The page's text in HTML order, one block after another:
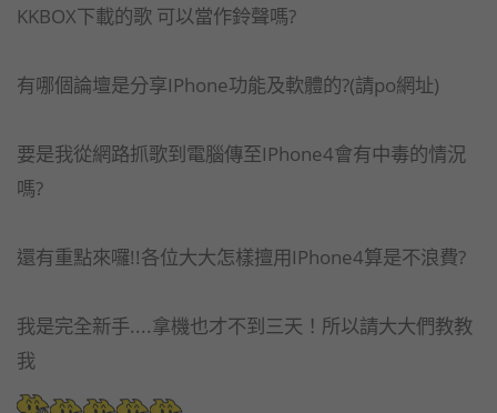
KKBOX下載的歌 可以當作鈴聲嗎?
有哪個論壇是分享IPhone功能及軟體的?(請po網址)
要是我從網路抓歌到電腦傳至IPhone4會有中毒的情況
嗎?
還有重點來囉!!各位大大怎樣擅用IPhone4算是不浪費?
我是完全新手....拿機也才不到三天！所以請大大們教教
我